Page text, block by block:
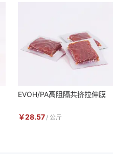
EVOH/PA高阻隔共挤拉伸膜
￥28.57 / 公斤